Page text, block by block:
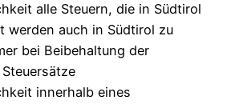
alle Steuern, die in Südtirol
werden auch in Südtirol zu
bei Beibehaltung der
innerhalb eines